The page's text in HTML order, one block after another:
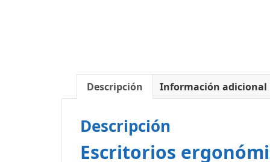
Descripción Información adicional
Descripción
Escritorios